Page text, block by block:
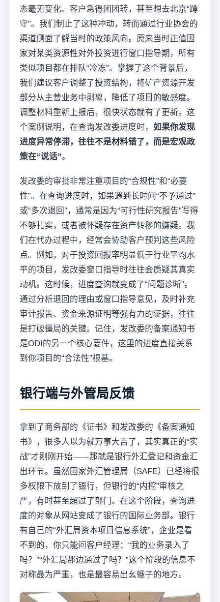
态毫无变化。客户急得团团转，甚至想去北京“蹲
守”。我们制止了这种冲动，转而通过行业协会的
渠道侧面了解当时的政策风向。原来当时正值国
家对某类资源性对外投资进行窗口指导期，所有
类似项目都在排队“冷冻”。掌握了这个背景后，
我们建议客户调整了投资结构，将矿产资源开发
部分从主营业务中剥离，降低了项目的敏感度。
调整材料重新上报后，很快状态就有了更新。这
个案例说明，在查询发改委进度时， 如果你发现
进度异常停滞，往往不是材料错了，而是宏观政
策在“说话”。
发改委的审批非常注重项目的“合规性”和“必要
性”。在查询进度时，如果遇到长时间“不予通过”
或“多次退回”，通常是因为“可行性研究报告”写得
不够扎实，或者被怀疑存在资产转移的嫌疑。我
们在代办过程中，经常会协助客户预判这些风险
点。例如，对于投资回报率明显低于行业平均水
平的项目，发改委窗口指导时往往会质疑其真实
动机。这时候，进度查询就变成了“问题诊断”。
通过分析退回的理由或窗口指导意见，及时补充
审计报告、资金来源证明等强有力的证据，往往
是打破僵局的关键。记住，发改委的备案通知书
是ODI的另一个核心要件，这里的进度直接关系
到你项目的“合法性”根基。
银行端与外管局反馈
拿到了商务部的《证书》和发改委的《备案通知
书》，很多人以为就万事大吉了，其实真正的“实
战”才刚刚开始——那就是银行外汇登记和资金汇
出环节。虽然国家外汇管理局（SAFE）已经将很
多权限下放到了银行，但银行的“内控”审核之
严，有时甚至超过了部门。在这个阶段，查询进
度的对象从网站变成了银行的国际业务部。银行
有自己的“外汇局资本项目信息系统”，企业是看
不到的，你只能问客户经理：“我的业务录入了
吗？”“外汇局那边通过了吗？”这个阶段的信息不
对称最为严重，也是最容易出幺蛾子的地方。